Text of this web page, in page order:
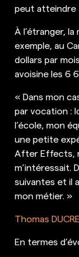
peut atteindre
À l’étranger,
exemple, au
dollars par
avoisine les 6
« Dans mon
par vocation :
l’école, mon
une petite
After Effects,
m’intéressait.
suivantes et il
mon métier. »
Thomas
En termes